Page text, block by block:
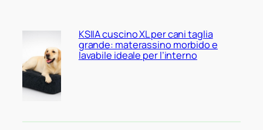
KSIIA cuscino XL per cani taglia
grande: materassino morbido e
lavabile ideale per l’interno